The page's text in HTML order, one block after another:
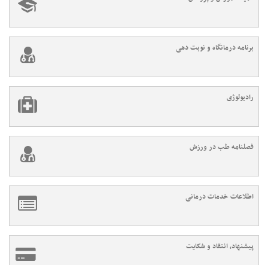
برنامه درمانگاه و نوبت دهی
رادیولوژی
فصلنامه طب در ورزش
اطلاعات خدمات درمانی
پیشنهاد، انتقاد و شکایت